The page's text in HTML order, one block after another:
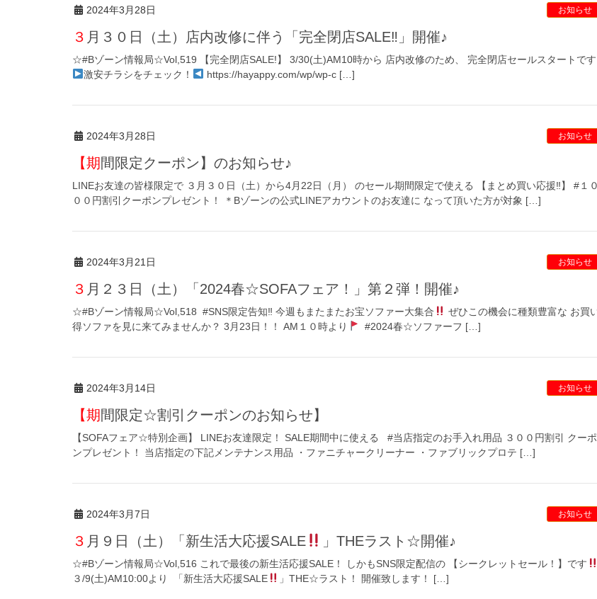
2024年3月28日 お知らせ
３月３０日（土）店内改修に伴う「完全閉店SALE‼︎」開催♪
☆#Bゾーン情報局☆Vol,519 【完全閉店SALE!】 3/30(土)AM10時から 店内改修のため、 完全閉店セールスタートです
激安チラシをチェック！
https://hayappy.com/wp/wp-c […]
2024年3月28日 お知らせ
【期間限定クーポン】のお知らせ♪
LINEお友達の皆様限定で ３月３０日（土）から4月22日（月） のセール期間限定で使える 【まとめ買い応援‼︎】 #１０
００円割引クーポンプレゼント！ ＊Bゾーンの公式LINEアカウントのお友達に なって頂いた方が対象 […]
2024年3月21日 お知らせ
３月２３日（土）「2024春☆SOFAフェア！」第２弾！開催♪
☆#Bゾーン情報局☆Vol,518 #SNS限定告知‼︎ 今週もまたまたお宝ソファー大集合
ぜひこの機会に種類豊富な お買
得ソファを見に来てみませんか？ 3月23日！！ AM１０時より
#2024春☆ソファーフ […]
2024年3月14日 お知らせ
【期間限定☆割引クーポンのお知らせ】
【SOFAフェア☆特別企画】 LINEお友達限定！ SALE期間中に使える #当店指定のお手入れ用品 ３００円割引 クーポ
ンプレゼント！ 当店指定の下記メンテナンス用品 ・ファニチャークリーナー ・ファブリックプロテ […]
2024年3月7日 お知らせ
３月９日（土）「新生活大応援SALE 」THEラスト☆開催♪
☆#Bゾーン情報局☆Vol,516 これで最後の新生活応援SALE！ しかもSNS限定配信の 【シークレットセール！】です
３/9(土)AM10:00より 「新生活大応援SALE
」THE☆ラスト！ 開催致します！ […]